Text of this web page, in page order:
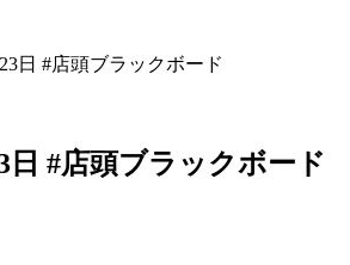
日 #店頭ブラックボード
日 #店頭ブラックボード